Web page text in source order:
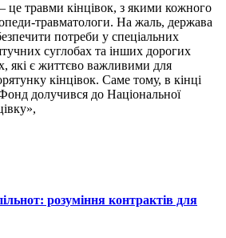
це травми кінцівок, з якими кожного
травматологи. На жаль, держава
потреби у спеціальних
суглобах та інших дорогих
які є життєво важливими для
кінцівок. Саме тому, в кінці
долучився до Національної
розуміння контрактів для